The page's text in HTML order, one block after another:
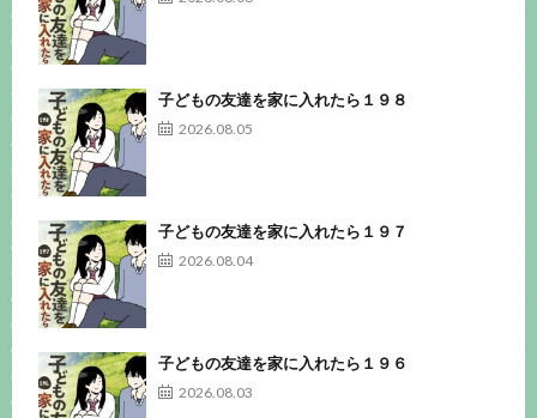
子どもの友達を家に入れたら１９８
2026.08.05
子どもの友達を家に入れたら１９７
2026.08.04
子どもの友達を家に入れたら１９６
2026.08.03